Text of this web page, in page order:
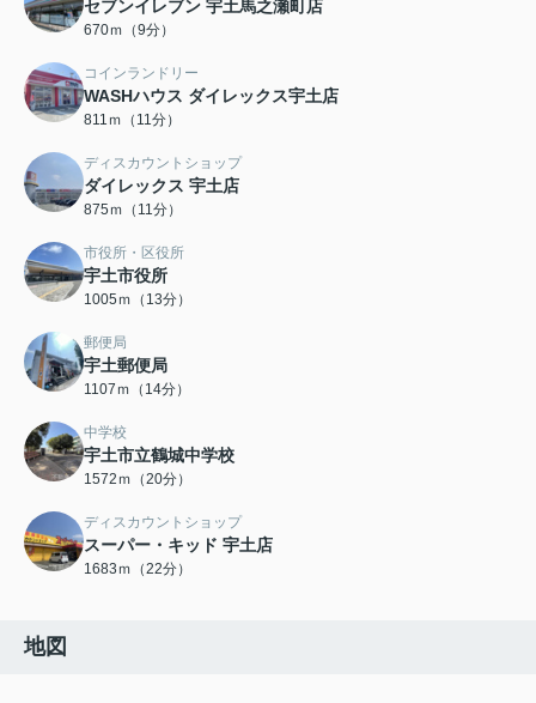
セブンイレブン 宇土馬之瀬町店
670ｍ（9分）
コインランドリー
WASHハウス ダイレックス宇土店
811ｍ（11分）
ディスカウントショップ
ダイレックス 宇土店
875ｍ（11分）
市役所・区役所
宇土市役所
1005ｍ（13分）
郵便局
宇土郵便局
1107ｍ（14分）
中学校
宇土市立鶴城中学校
1572ｍ（20分）
ディスカウントショップ
スーパー・キッド 宇土店
1683ｍ（22分）
地図